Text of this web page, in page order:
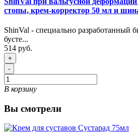
стопы, крем-корректор 50 мл и
ShinVal - специально разработанный
бусте...
514 руб.
+
-
В корзину
Вы смотрели